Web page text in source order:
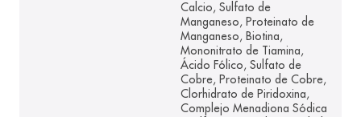
Calcio, Sulfato de
Manganeso, Proteinato de
Manganeso, Biotina,
Mononitrato de Tiamina,
Ácido Fólico, Sulfato de
Cobre, Proteinato de Cobre,
Clorhidrato de Piridoxina,
Complejo Menadiona Sódica